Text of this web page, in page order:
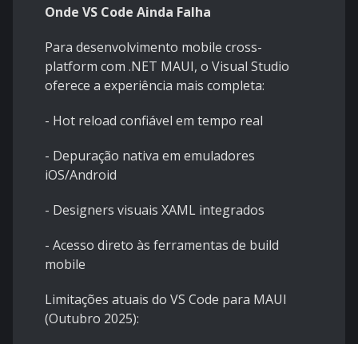
Onde VS Code Ainda Falha
Para desenvolvimento mobile cross-
platform com .NET MAUI, o Visual Studio
oferece a experiência mais completa:
- Hot reload confiável em tempo real
- Depuração nativa em emuladores
iOS/Android
- Designers visuais XAML integrados
- Acesso direto às ferramentas de build
mobile
Limitações atuais do VS Code para MAUI
(Outubro 2025):